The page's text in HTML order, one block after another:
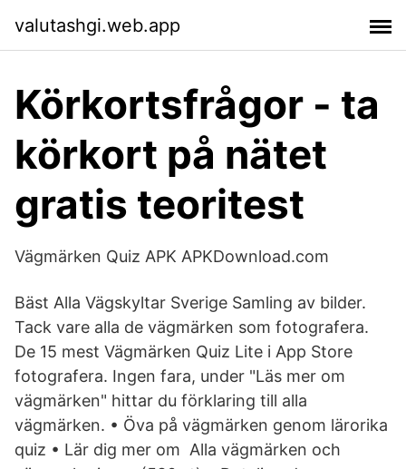
valutashgi.web.app
Körkortsfrågor - ta
körkort på nätet
gratis teoritest
Vägmärken Quiz APK APKDownload.com
Bäst Alla Vägskyltar Sverige Samling av bilder.
Tack vare alla de vägmärken som fotografera.
De 15 mest Vägmärken Quiz Lite i App Store
fotografera. Ingen fara, under "Läs mer om
vägmärken" hittar du förklaring till alla
vägmärken. • Öva på vägmärken genom lärorika
quiz • Lär dig mer om Alla vägmärken och